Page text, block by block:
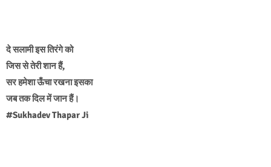
दे सलामी इस तिरंगे को
जिस से तेरी शान हैं,
सर हमेशा ऊँचा रखना इसका
जब तक दिल में जान हैं।
#Sukhadev Thapar Ji